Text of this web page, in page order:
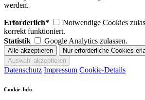
werden.
Erforderlich*
Notwendige Cookies
korrekt funktioniert.
Statistik
Google Analytics zulassen.
Datenschutz Impressum Cookie-Details
Cookie-Info